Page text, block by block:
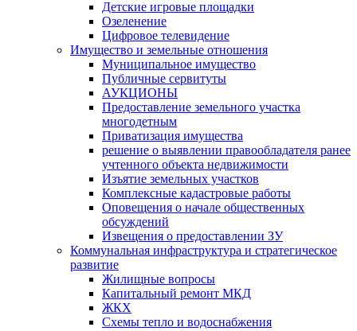
Детские игровые площадки
Озеленение
Цифровое телевидение
Имущество и земельные отношения
Муниципальное имущество
Публичные сервитуты
АУКЦИОНЫ
Предоставление земельного участка
многодетным
Приватизация имущества
решение о выявлении правообладателя ранее
учтенного объекта недвижимости
Изъятие земельных участков
Комплексные кадастровые работы
Оповещения о начале общественных
обсуждений
Извещения о предоставлении ЗУ
Коммунальная инфраструктура и стратегическое
развитие
Жилищные вопросы
Капитальный ремонт МКД
ЖКХ
Схемы тепло и водоснабжения